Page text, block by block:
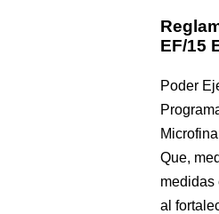
EF/15
Poder
Que,
medidas
al